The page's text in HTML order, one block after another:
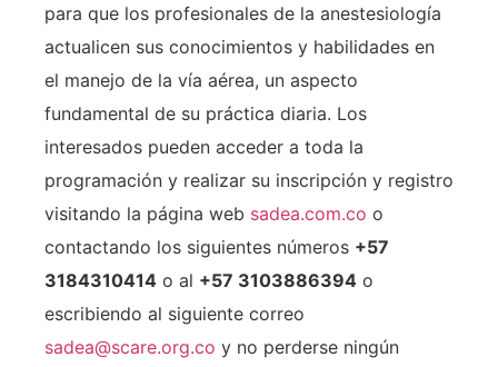
para que los profesionales de la anestesiología
actualicen sus conocimientos y habilidades en
el manejo de la vía aérea, un aspecto
fundamental de su práctica diaria. Los
interesados pueden acceder a toda la
programación y realizar su inscripción y registro
visitando la página web sadea.com.co o
contactando los siguientes números +57
3184310414 o al +57 3103886394 o
escribiendo al siguiente correo
sadea@scare.org.co y no perderse ningún